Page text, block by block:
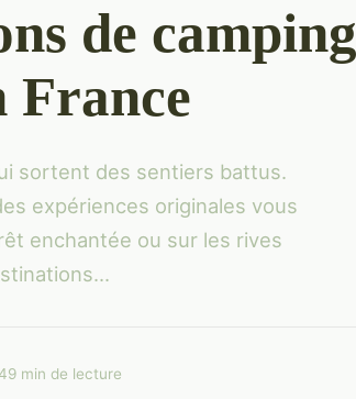
de camping
France
sortent des sentiers battus.
expériences originales vous
enchantée ou sur les rives
9 min de lecture